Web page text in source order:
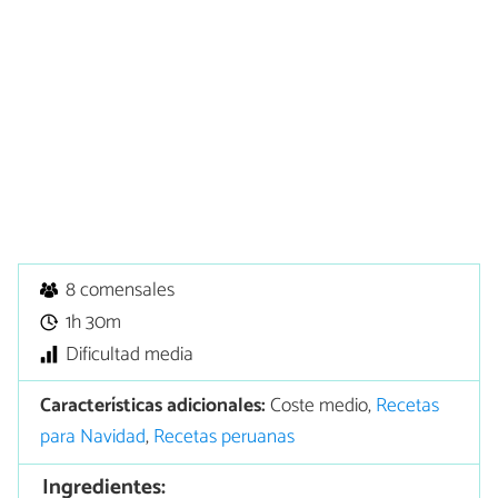
8 comensales
1h 30m
Dificultad media
Características adicionales:Coste medio,Recetas
para Navidad,Recetas peruanas
Ingredientes: